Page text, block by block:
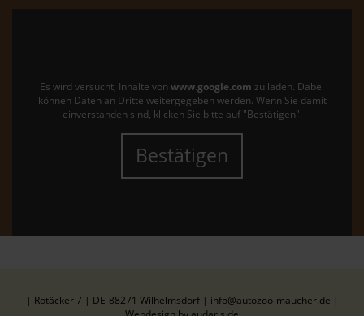
Es wird versucht, Inhalte von www.google.com zu laden. Dabei
können Daten an Dritte weitergegeben werden. Wenn Sie damit
einverstanden sind, klicken Sie bitte auf "Bestätigen".
Bestätigen
| Rotäcker 7 | DE-88271 Wilhelmsdorf | info@autozoo-maucher.de |